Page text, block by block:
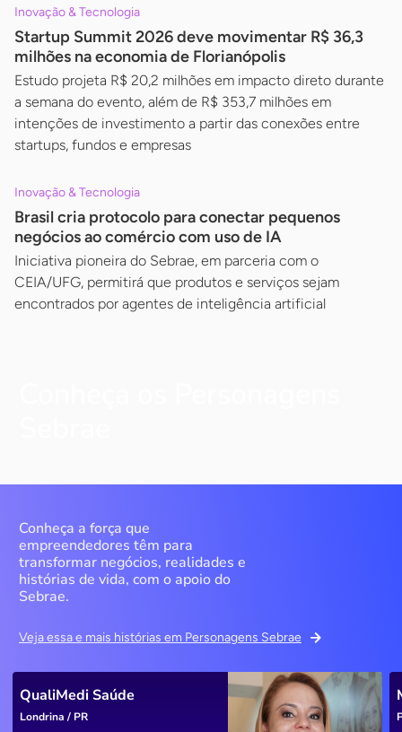
Inovação & Tecnologia
Startup Summit 2026 deve movimentar R$ 36,3
milhões na economia de Florianópolis
Estudo projeta R$ 20,2 milhões em impacto direto durante
a semana do evento, além de R$ 353,7 milhões em
intenções de investimento a partir das conexões entre
startups, fundos e empresas
Inovação & Tecnologia
Brasil cria protocolo para conectar pequenos
negócios ao comércio com uso de IA
Iniciativa pioneira do Sebrae, em parceria com o
CEIA/UFG, permitirá que produtos e serviços sejam
encontrados por agentes de inteligência artificial
Conheça a força que
empreendedores têm para
transformar negócios, realidades e
histórias de vida, com o apoio do
Sebrae.
Veja essa e mais histórias em Personagens Sebrae
QualiMedi Saúde
Londrina / PR